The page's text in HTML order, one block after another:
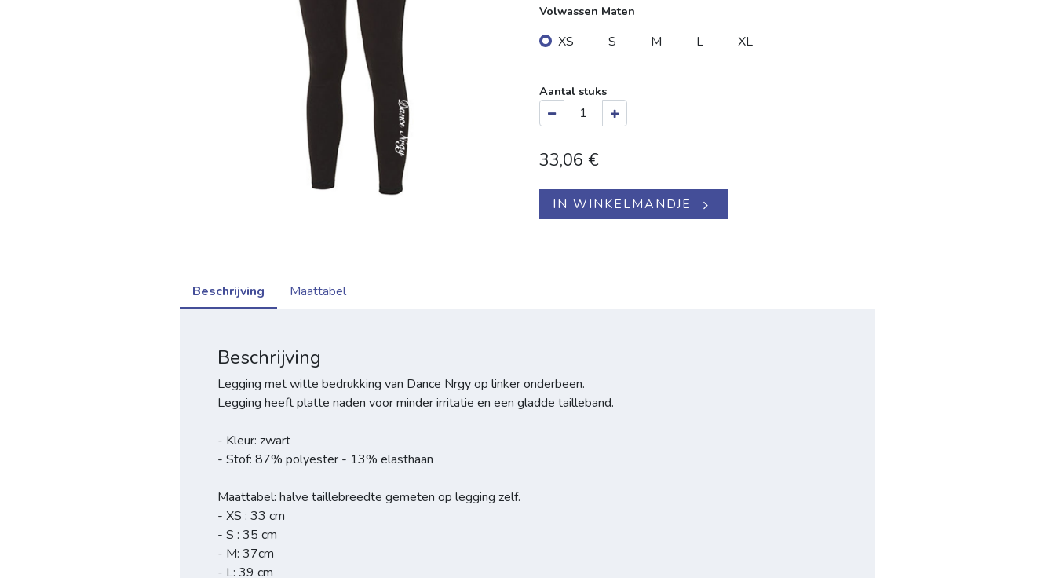
Volwassen Maten
XS S M L XL
Aantal stuks
33,06 €
IN WINKELMANDJE
Beschrijving Maattabel
Beschrijving
Legging met witte bedrukking van Dance Nrgy op linker onderbeen.
Legging heeft platte naden voor minder irritatie en een gladde tailleband.
- Kleur: zwart
- Stof: 87% polyester - 13% elasthaan
Maattabel: halve taillebreedte gemeten op legging zelf.
- XS : 33 cm
- S : 35 cm
- M: 37cm
- L: 39 cm